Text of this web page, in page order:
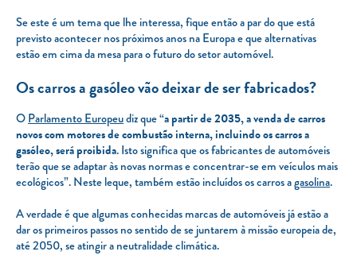
Se este é um tema que lhe interessa, fique então a par do que está
previsto acontecer nos próximos anos na Europa e que alternativas
estão em cima da mesa para o futuro do setor automóvel.
Os carros a gasóleo vão deixar de ser fabricados?
OParlamento Europeudiz que “a partir de 2035, a venda de carros
novos com motores de combustão interna, incluindo os carros a
gasóleo, será proibida. Isto significa que os fabricantes de automóveis
terão que se adaptar às novas normas e concentrar-se em veículos mais
ecológicos”. Neste leque, também estão incluídos os carros agasolina.
A verdade é que algumas conhecidas marcas de automóveis já estão a
dar os primeiros passos no sentido de se juntarem à missão europeia de,
até 2050, se atingir a neutralidade climática.